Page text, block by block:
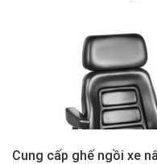
Cung cấp ghế ngồi xe